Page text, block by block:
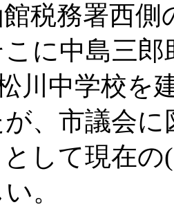
税務署西側
に中島三
川中学校を
、市議会
して現在
。